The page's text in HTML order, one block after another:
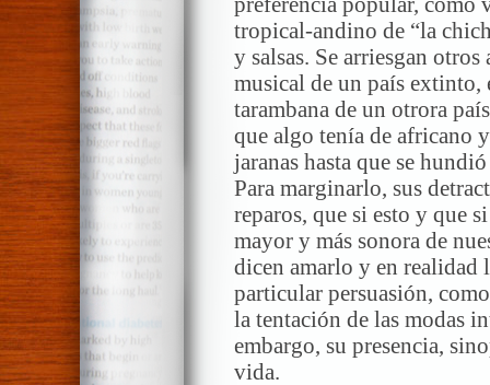
tropical-andino de “la
y salsas. Se arriesgan
musical de un país
tarambana de un otrora
que algo tenía de africano
jaranas hasta que se
Para marginarlo, sus
reparos, que si esto y que
mayor y más sonora de
dicen amarlo y en realidad
particular persuasión,
la tentación de las modas
embargo, su presencia,
vida.